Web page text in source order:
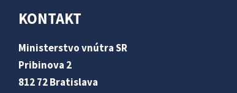
KONTAKT
Ministerstvo vnútra SR
Pribinova 2
812 72 Bratislava